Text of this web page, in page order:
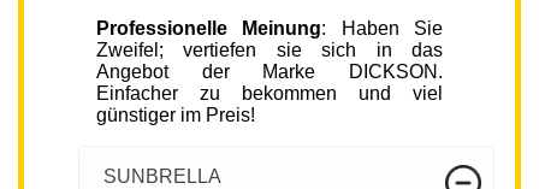
Professionelle Meinung: Haben Sie
Zweifel; vertiefen sie sich in das
Angebot der Marke DICKSON.
Einfacher zu bekommen und viel
günstiger im Preis!
SUNBRELLA